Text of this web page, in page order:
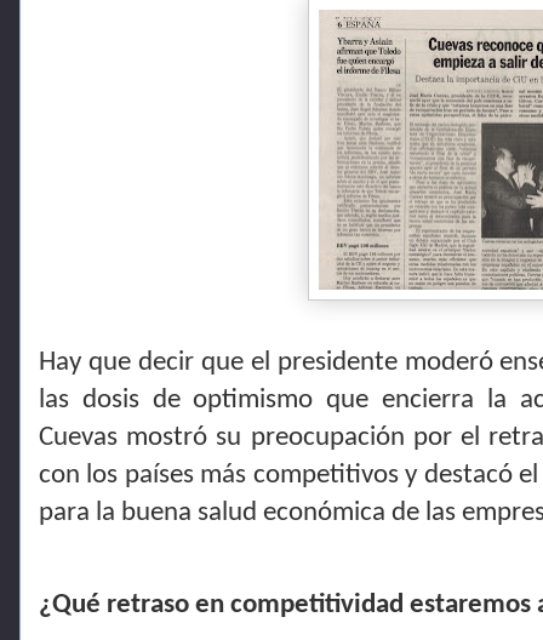
Hay que decir que el presidente moderó
las dosis de optimismo que encierra la
Cuevas mostró su preocupación por el
con los países más competitivos y destacó
para la buena salud económica de las
¿Qué retraso en competitividad estaremos